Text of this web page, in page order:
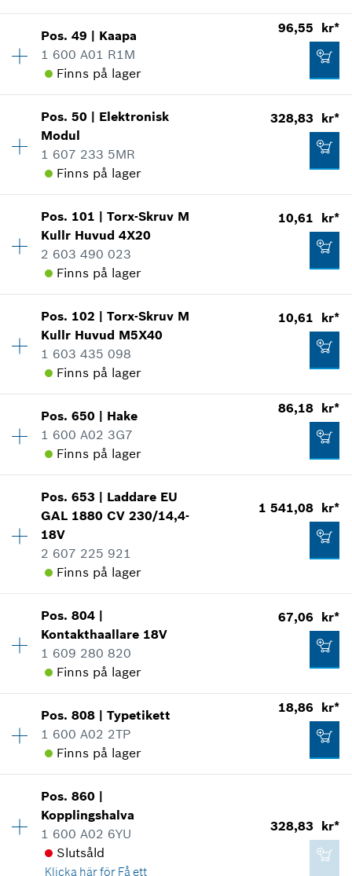
Lägg till i kundvagn
Användningsbevis
Visa som illustration
382,64 kr*
Lägg till i kundvagn
Tillgänglighet 1
Prisgrupp :11
Reservdelsinformationer
Användningsbevis
Visa som illustration
13,13 kr*
Pos.49 | Kaapa
1 600 A01 R1M
Finns på lager
96,55 kr*
Tillgänglighet 1
Prisgrupp
Reservdelsinformationer
Användningsbevis
Visa som illustration
96,55 kr*
Alla priser inkluderar moms
Lägg till i kundvagn
Pos.50 | Elektronisk
Modul
1 607 233 5MR
Finns på lager
328,83 kr*
Tillgänglighet 1
Prisgrupp:31
Reservdelsinformationer
Användningsbevis
Visa som illustration
328,83 kr*
Alla priser inkluderar moms
Pos. 101 |Torx-Skruv M
Kullr Huvud 4X20
2 603 490 023
Finns på lager
10,61 kr*
Tillgänglighet 12
Prisgrupp:10
Reservdelsinformationer
Användningsbevis
Visa som illustration
10,61 kr*
Alla priser inkluderar moms
Lägg till i kundvagn
Pos. 102 |Torx-Skruv M
Kullr Huvud M5X40
1 603 435 098
Finns på lager
10,61 kr*
Prisgrupp :10
Reservdelsinformationer
10,61 kr*
Pos.650 | Hake
1 600 A02 3G7
Finns på lager
86,18 kr*
Tillgänglighet 1
Prisgrupp :20
Användningsbevis
Visa som illustration
86,18 kr*
Lägg till i kundvagn
Pos.653 | Laddare EU
GAL 1880 CV 230/14,4-
18V
2 607 225 921
Finns på lager
1 541,08 kr*
Tillgänglighet
Prisgrupp:47
Reservdelsinformationer
Användningsbevis
Visa som illustration
1 541,08 kr*
*Alla priser inkluderar moms
Lägg till i kundvagn
Pos.804 |
Kontakthaallare 18V
1 609 280 820
Finns på lager
67,06 kr*
Tillgänglighet 1
Prisgrupp :18
Reservdelsinformationer
Användningsbevis
Visa som illustration
Pos.808 |Typetikett
1 600 A02 2TP
Finns på lager
18,86 kr*
Prisgrupp
Reservdelsinformationer
Användningsbevis
Visa som illustration
Pos.860 |
Kopplingshalva
1 600 A02 6YU
Slutsåld
Klicka här för Få ett
328,83 kr*